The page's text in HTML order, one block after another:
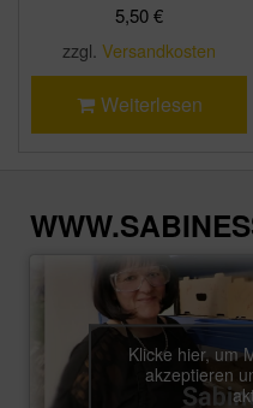
5,50€
zzgl. Versandkosten
Weiterlesen
Klicke hier, um
akzeptieren